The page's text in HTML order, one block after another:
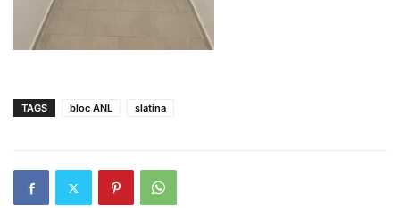
TAGS bloc ANL slatina